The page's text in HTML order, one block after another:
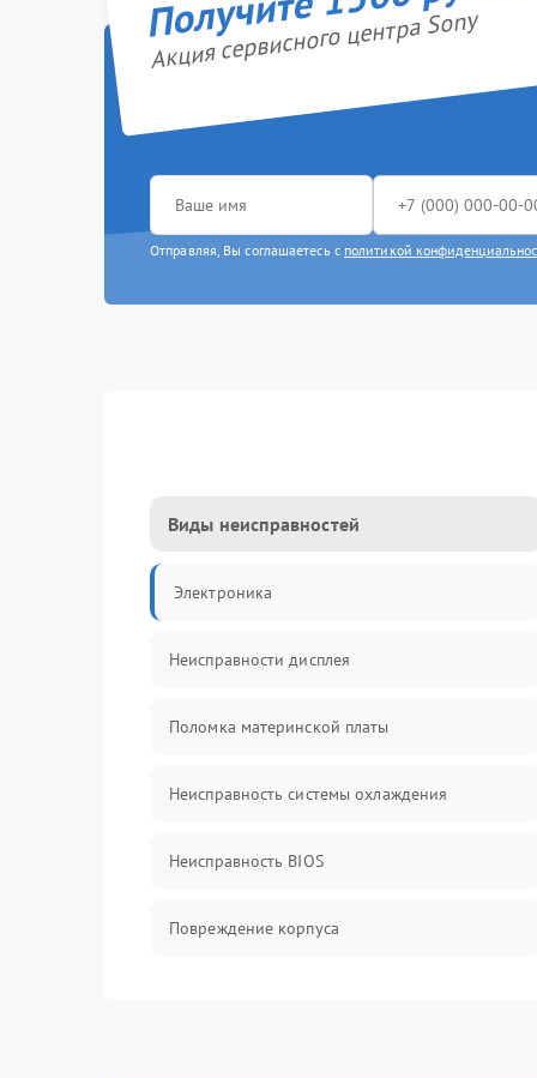
Акция сервисного центра Sony
Отправляя, Вы соглашаетесь с политикой
Виды неисправностей
Электроника
Неисправности дисплея
Поломка материнской платы
Неисправность системы охлаждения
Неисправность BIOS
Повреждение корпуса